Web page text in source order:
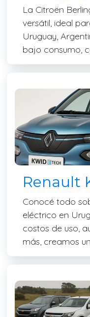
La Citroën
versátil, ideal
Uruguay,
bajo consumo,
Renault
Conocé todo
eléctrico en
costos de uso,
más, creamos